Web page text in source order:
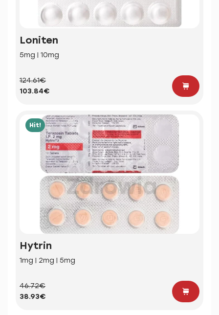
Loniten
5mg | 10mg
124.61€
103.84€
Hit!
Hytrin
1mg | 2mg | 5mg
46.72€
38.93€